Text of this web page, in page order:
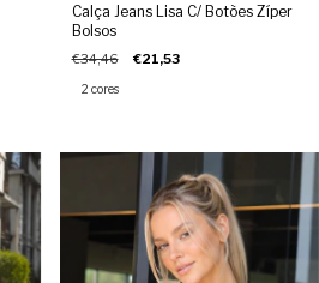
Calça Jeans Lisa C/ Botões Zíper
Bolsos
€34,46 €21,53
2 cores